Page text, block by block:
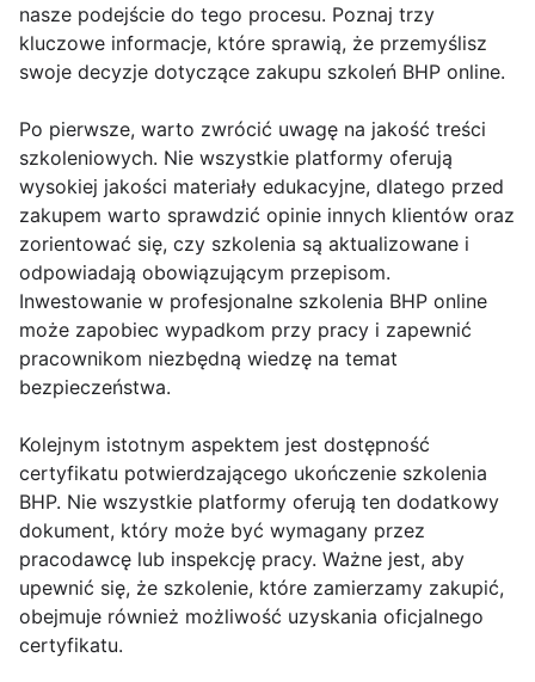
nasze podejście do tego procesu. Poznaj trzy
kluczowe informacje, które sprawią, że przemyślisz
swoje decyzje dotyczące zakupu szkoleń BHP online.
Po pierwsze, warto zwrócić uwagę na jakość treści
szkoleniowych. Nie wszystkie platformy oferują
wysokiej jakości materiały edukacyjne, dlatego przed
zakupem warto sprawdzić opinie innych klientów oraz
zorientować się, czy szkolenia są aktualizowane i
odpowiadają obowiązującym przepisom.
Inwestowanie w profesjonalne szkolenia BHP online
może zapobiec wypadkom przy pracy i zapewnić
pracownikom niezbędną wiedzę na temat
bezpieczeństwa.
Kolejnym istotnym aspektem jest dostępność
certyfikatu potwierdzającego ukończenie szkolenia
BHP. Nie wszystkie platformy oferują ten dodatkowy
dokument, który może być wymagany przez
pracodawcę lub inspekcję pracy. Ważne jest, aby
upewnić się, że szkolenie, które zamierzamy zakupić,
obejmuje również możliwość uzyskania oficjalnego
certyfikatu.